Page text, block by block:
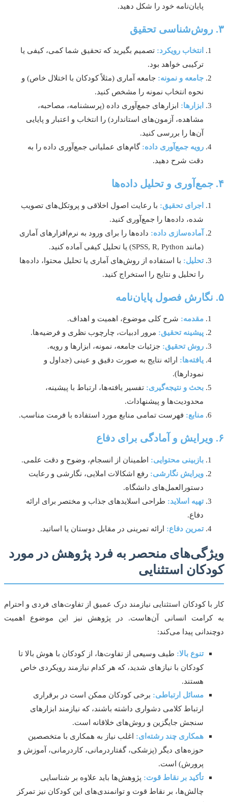
پایان‌نامه خود را شکل دهید.
انتخاب رویکرد:تصمیم بگیرید که تحقیق شما کمی، کیفی یا
ترکیبی خواهد بود.
جامعه و نمونه:جامعه آماری (مثلاً کودکان با اختلال خاص) و
نحوه انتخاب نمونه را مشخص کنید.
ابزارها: ابزارهای جمع‌آوری داده (پرسشنامه، مصاحبه،
مشاهده، آزمون‌های استاندارد) را انتخاب و اعتبار و پایایی
آن‌ها را بررسی کنید.
رویه جمع‌آوری داده: گام‌های عملیاتی جمع‌آوری داده را به
دقت شرح دهید.
اجرای تحقیق:با رعایت اصول اخلاقی و پروتکل‌های تصویب
شده، داده‌ها را جمع‌آوری کنید.
آماده‌سازی داده: داده‌ها را برای ورود به نرم‌افزارهای آماری
(مانند SPSS, R, Python) یا تحلیل کیفی آماده کنید.
تحلیل:با استفاده از روش‌های آماری یا تحلیل محتوا، داده‌ها
را تحلیل و نتایج را استخراج کنید.
مقدمه:شرح کلی موضوع، اهمیت و اهداف.
پیشینه تحقیق:مرور ادبیات، چارچوب نظری و فرضیه‌ها.
روش تحقیق:جزئیات جامعه، نمونه، ابزارها و رویه.
یافته‌ها:ارائه نتایج به صورت دقیق و عینی (جداول و
نمودارها).
بحث و نتیجه‌گیری:تفسیر یافته‌ها، ارتباط با پیشینه،
محدودیت‌ها و پیشنهادات.
منابع:فهرست تمامی منابع مورد استفاده با فرمت مناسب.
بازبینی محتوایی:اطمینان از انسجام، وضوح و دقت علمی.
ویرایش نگارشی: رفع اشکالات املایی، نگارشی و رعایت
دستورالعمل‌های دانشگاه.
تهیه اسلاید:طراحی اسلایدهای جذاب و مختصر برای ارائه
تمرین دفاع:ارائه تمرینی در مقابل دوستان یا اساتید.
منحصر به فرد پژوهش در مورد
استثنایی
کودکان استثنایی نیازمند درک عمیق از تفاوت‌های فردی و احترام
انسانی آن‌هاست. در پژوهش نیز این موضوع اهمیت
پیدا می‌کند:
تنوع بالا:طیف وسیعی از تفاوت‌ها، از کودکان با هوش بالا تا
کودکان با نیازهای شدید، که هر کدام نیازمند رویکردی خاص
هستند.
مسائل ارتباطی:برخی کودکان ممکن است در برقراری
ارتباط کلامی دشواری داشته باشند، که نیازمند ابزارهای
سنجش جایگزین و روش‌های خلاقانه است.
همکاری چند رشته‌ای:اغلب نیاز به همکاری با متخصصین
حوزه‌های دیگر (پزشکی، گفتاردرمانی، کاردرمانی، آموزش و
پرورش) است.
تأکید بر نقاط قوت:پژوهش‌ها باید علاوه بر شناسایی
چالش‌ها، بر نقاط قوت و توانمندی‌های این کودکان نیز تمرکز